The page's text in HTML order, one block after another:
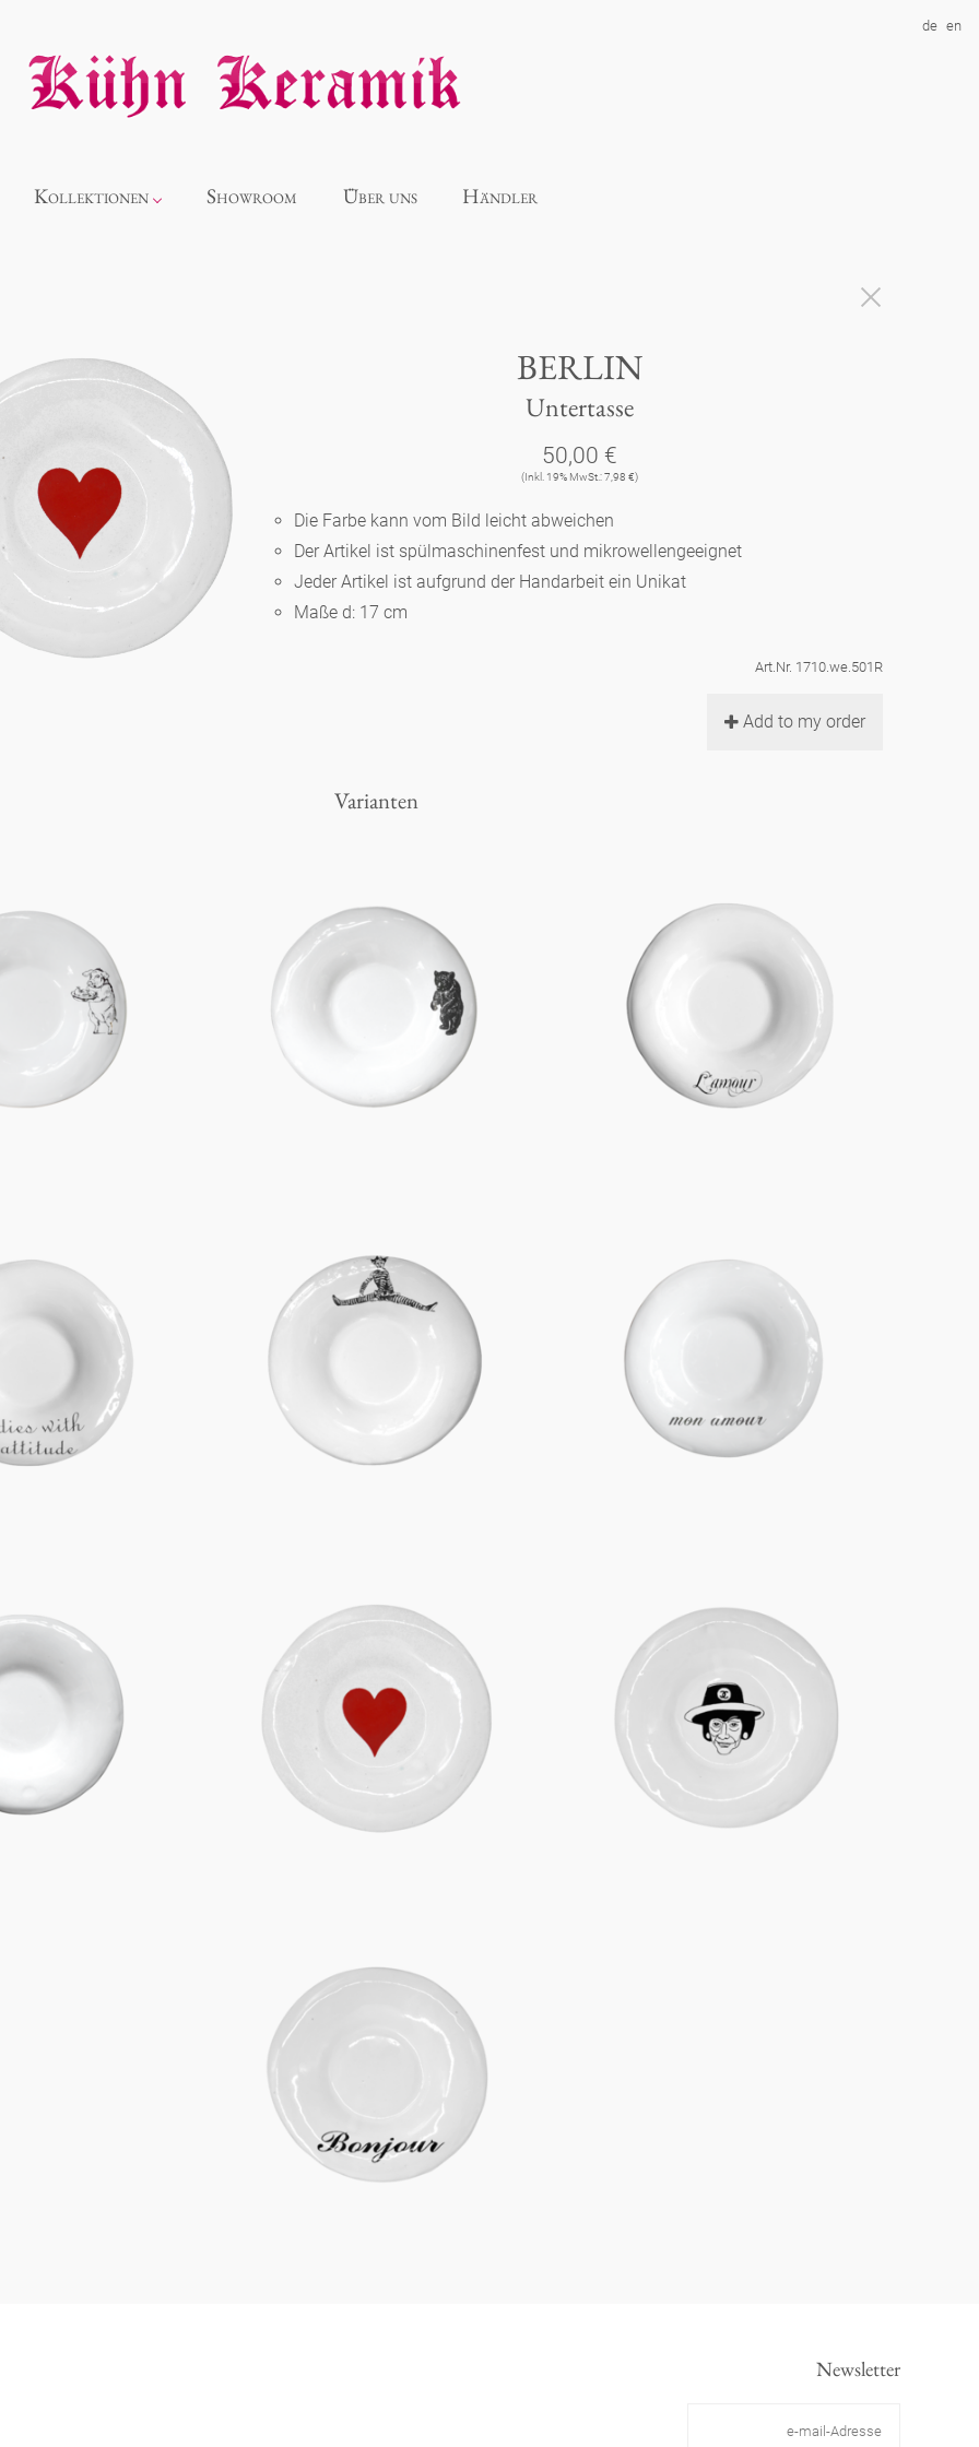
de en
Kollektionen
Souvenir
Berlin
Unpraktisch
Figuren
Berliner Duft
Showroom Über uns Händler
BERLIN
Untertasse
50,00 €
(Inkl. 19% MwSt.: 7,98 €)
Die Farbe kann vom Bild leicht abweichen
Der Artikel ist spülmaschinenfest und mikrowellengeeignet
Jeder Artikel ist aufgrund der Handarbeit ein Unikat
Maße d: 17 cm
Art.Nr. 1710.we.501R
Add to my order
Varianten
Newsletter